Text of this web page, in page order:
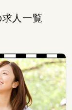
人一覧